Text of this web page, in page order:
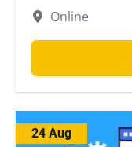
Online
24 Aug